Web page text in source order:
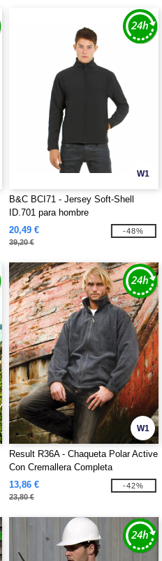
W1
B&C BCI71 - Jersey Soft-Shell
ID.701 para hombre
20,49 €
39,20 €
-48%
W1
Result R36A - Chaqueta Polar Active
Con Cremallera Completa
13,86 €
23,80 €
-42%